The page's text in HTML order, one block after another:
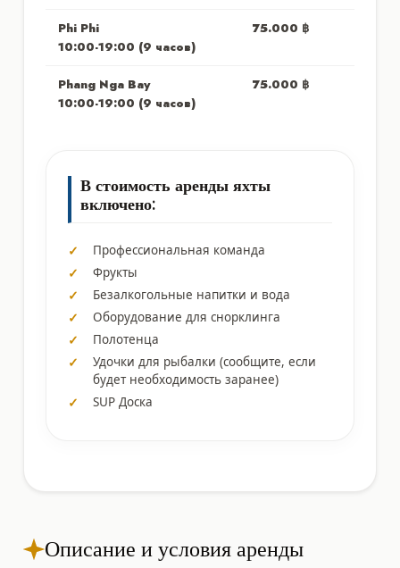
Phi Phi
10:00-19:00 (9 часов)
75.000 ฿
Phang Nga Bay
10:00-19:00 (9 часов)
75.000 ฿
В стоимость аренды яхты
включено:
Профессиональная команда
Фрукты
Безалкогольные напитки и вода
Оборудование для снорклинга
Полотенца
Удочки для рыбалки (сообщите, если
будет необходимость заранее)
SUP Доска
Описание и условия аренды